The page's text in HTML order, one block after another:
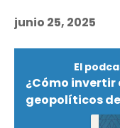
junio 25, 2025